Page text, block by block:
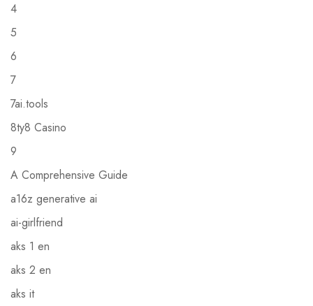
4
5
6
7
7ai.tools
8ty8 Casino
9
A Comprehensive Guide
a16z generative ai
ai-girlfriend
aks 1 en
aks 2 en
aks it